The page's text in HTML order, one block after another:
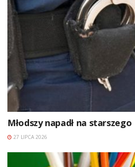
Młodszy napadł na starszego
27 LIPCA 2026